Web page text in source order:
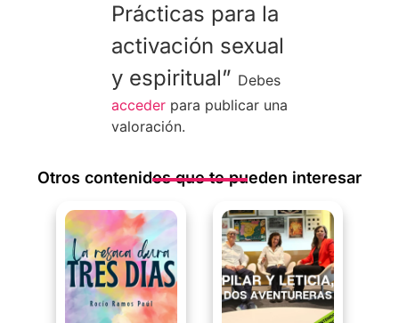
Prácticas para la
activación sexual
y espiritual” Debes
accederpara publicar una
valoración.
Otros contenidos que te pueden interesar